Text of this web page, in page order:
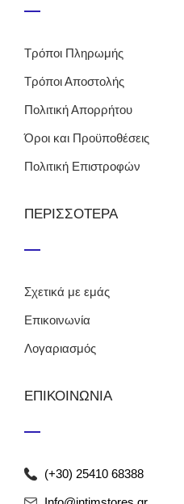
Τρόποι Πληρωμής
Τρόποι Αποστολής
Πολιτική Απορρήτου
Όροι και Προϋποθέσεις
Πολιτική Επιστροφών
ΠΕΡΙΣΣΟΤΕΡΑ
Σχετικά με εμάς
Επικοινωνία
Λογαριασμός
ΕΠΙΚΟΙΝΩΝΙΑ
(+30) 25410 68388